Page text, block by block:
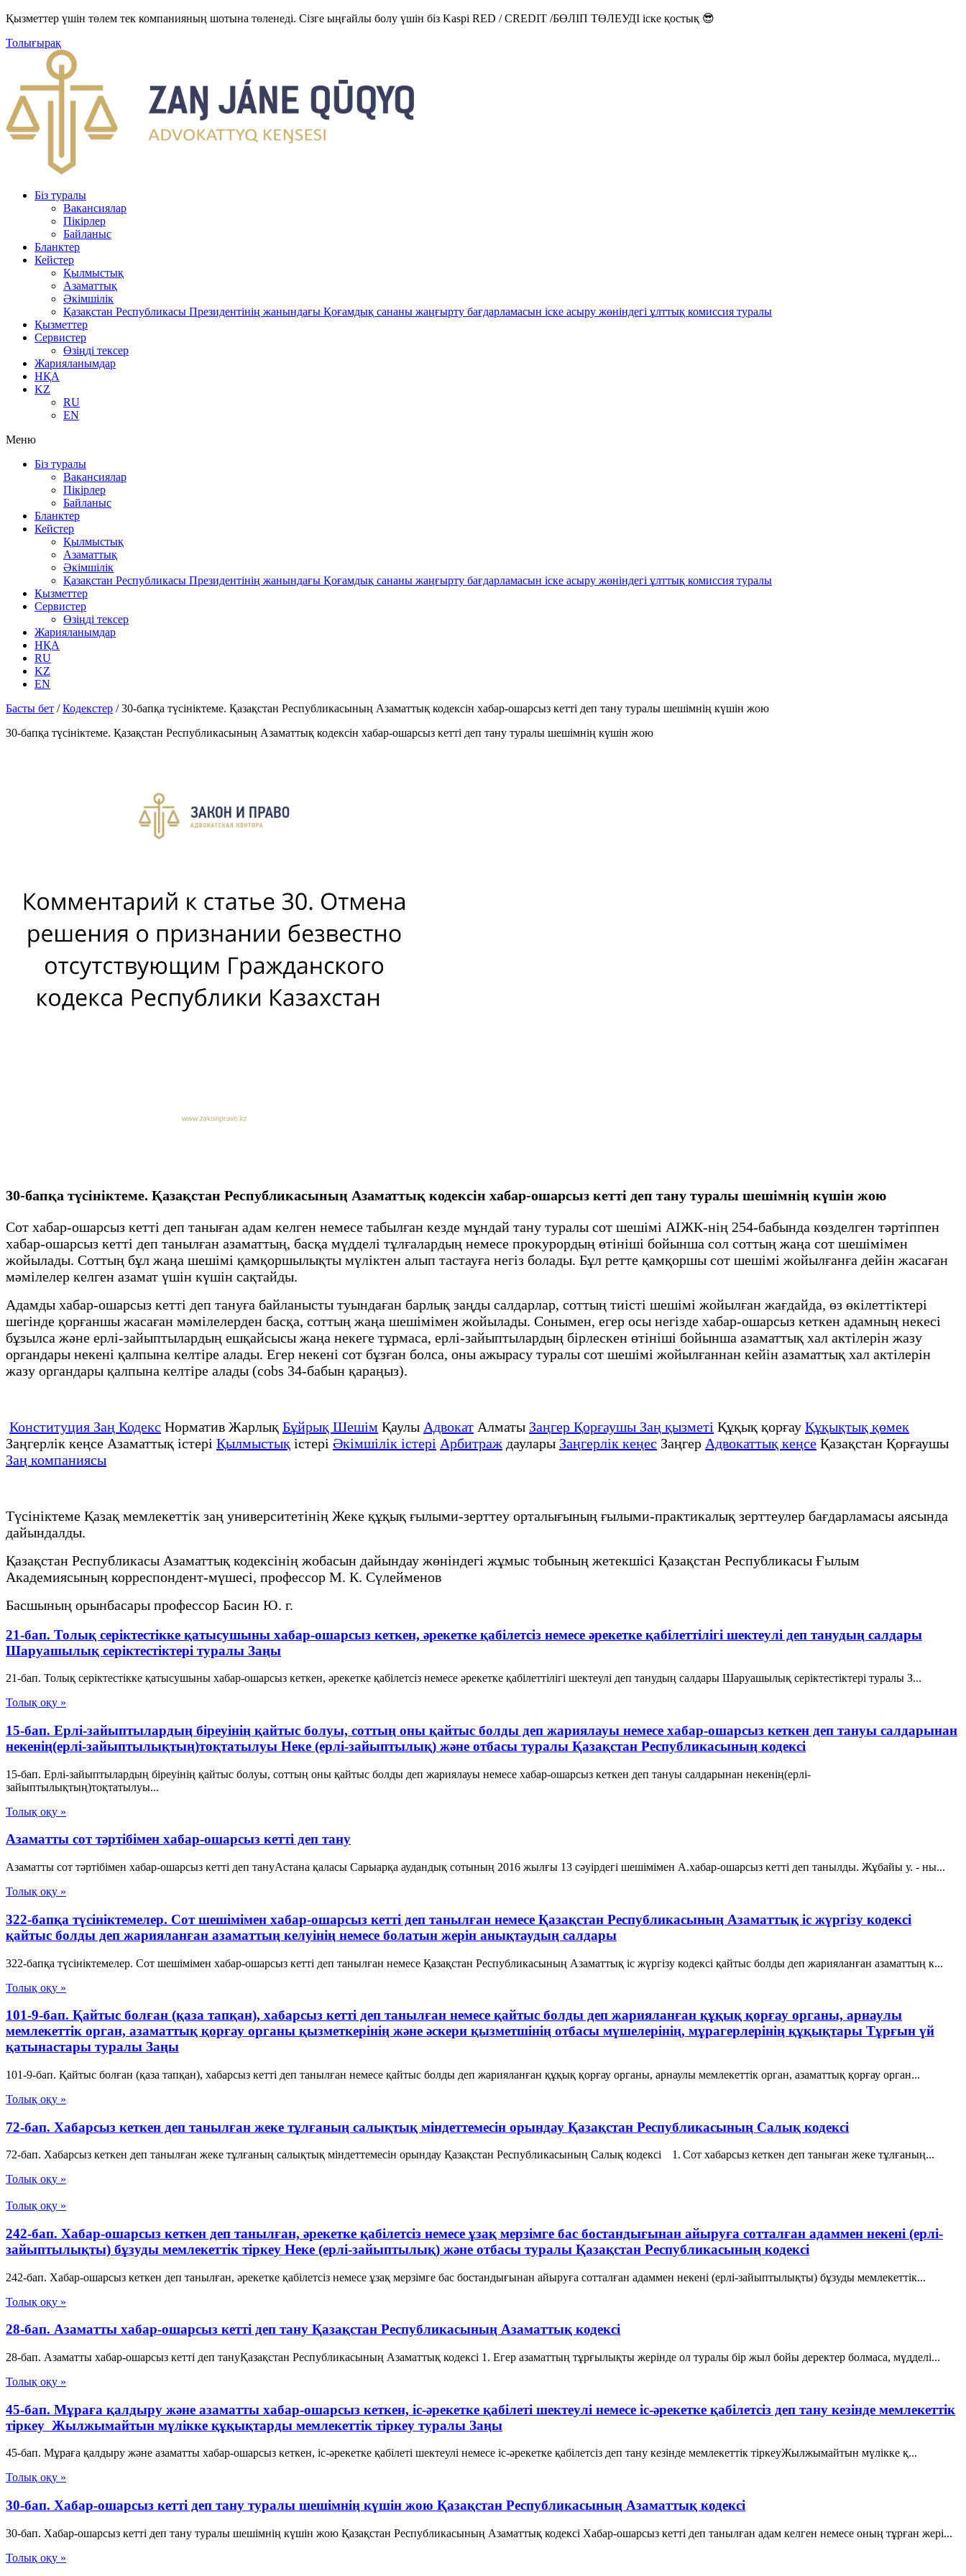
Қызметтер үшін төлем тек компанияның шотына төленеді. Сізге ыңғайлы болу үшін біз Kaspi RED / CREDIT /БӨЛІП ТӨЛЕУДІ іске қостық 😎
Толығырақ
Біз туралы
Вакансиялар
Пікірлер
Байланыс
Бланктер
Кейстер
Қылмыстық
Азаматтық
Әкімшілік
Қазақстан Республикасы Президентінің жанындағы Қоғамдық сананы жаңғырту бағдарламасын іске асыру жөніндегі ұлттық комиссия туралы
Қызметтер
Сервистер
Өзіңді тексер
Жарияланымдар
НҚА
KZ
RU
EN
Меню
Біз туралы
Вакансиялар
Пікірлер
Байланыс
Бланктер
Кейстер
Қылмыстық
Азаматтық
Әкімшілік
Қазақстан Республикасы Президентінің жанындағы Қоғамдық сананы жаңғырту бағдарламасын іске асыру жөніндегі ұлттық комиссия туралы
Қызметтер
Сервистер
Өзіңді тексер
Жарияланымдар
НҚА
RU
KZ
EN
Басты бет /Кодекстер /30-бапқа түсініктеме. Қазақстан Республикасының Азаматтық кодексін хабар-ошарсыз кетті деп тану туралы шешімнің күшін жою
30-бапқа түсініктеме. Қазақстан Республикасының Азаматтық кодексін хабар-ошарсыз кетті деп тану туралы шешімнің күшін жою
30-бапқа түсініктеме. Қазақстан Республикасының Азаматтық кодексін хабар-ошарсыз кетті деп тану туралы шешімнің күшін жою
Сот хабар-ошарсыз кетті деп таныған адам келген немесе табылған кезде мұндай тану туралы сот шешімі АІЖК-нің 254-бабында көзделген тәртіппен
хабар-ошарсыз кетті деп танылған азаматтың, басқа мүдделі тұлғалардың немесе прокурордың өтініші бойынша сол соттың жаңа сот шешімімен
жойылады. Соттың бұл жаңа шешімі қамқоршылықты мүліктен алып тастауға негіз болады. Бұл ретте қамқоршы сот шешімі жойылғанға дейін жасаған
мәмілелер келген азамат үшін күшін сақтайды.
Адамды хабар-ошарсыз кетті деп тануға байланысты туындаған барлық заңды салдарлар, соттың тиісті шешімі жойылған жағдайда, өз өкілеттіктері
шегінде қорғаншы жасаған мәмілелерден басқа, соттың жаңа шешімімен жойылады. Сонымен, егер осы негізде хабар-ошарсыз кеткен адамның некесі
бұзылса және ерлі-зайыптылардың ешқайсысы жаңа некеге тұрмаса, ерлі-зайыптылардың бірлескен өтініші бойынша азаматтық хал актілерін жазу
органдары некені қалпына келтіре алады. Егер некені сот бұзған болса, оны ажырасу туралы сот шешімі жойылғаннан кейін азаматтық хал актілерін
жазу органдары қалпына келтіре алады (cobs 34-бабын қараңыз).
Конституция Заң Кодекс Норматив Жарлық Бұйрық Шешім Қаулы Адвокат Алматы Заңгер Қорғаушы Заң қызметі Құқық қорғау Құқықтық қөмек
Заңгерлік кеңсе Азаматтық істері Қылмыстық істері Әкімшілік істері Арбитраж даулары Заңгерлік кеңес Заңгер Адвокаттық кеңсе Қазақстан Қорғаушы
Заң компаниясы
Түсініктеме Қазақ мемлекеттік заң университетінің Жеке құқық ғылыми-зерттеу орталығының ғылыми-практикалық зерттеулер бағдарламасы аясында
дайындалды.
Қазақстан Республикасы Азаматтық кодексінің жобасын дайындау жөніндегі жұмыс тобының жетекшісі Қазақстан Республикасы Ғылым
Академиясының корреспондент-мүшесі, профессор М. К. Сүлейменов
Басшының орынбасары профессор Басин Ю. г.
21-бап. Толық серiктестiкке қатысушыны хабар-ошарсыз кеткен, әрекетке қабiлетсiз немесе әрекетке қабiлеттiлiгi шектеулi деп танудың салдары
Шаруашылық серіктестіктері туралы Заңы
21-бап. Толық серiктестiкке қатысушыны хабар-ошарсыз кеткен, әрекетке қабiлетсiз немесе әрекетке қабiлеттiлiгi шектеулi деп танудың салдары Шаруашылық серіктестіктері туралы З...
Толық оқу »
15-бап. Ерлі-зайыптылардың біреуінің қайтыс болуы, соттың оны қайтыс болды деп жариялауы немесе хабар-ошарсыз кеткен деп тануы салдарынан
некенің(ерлі-зайыптылықтың)тоқтатылуы Неке (ерлі-зайыптылық) және отбасы туралы Қазақстан Республикасының кодексі
15-бап. Ерлі-зайыптылардың біреуінің қайтыс болуы, соттың оны қайтыс болды деп жариялауы немесе хабар-ошарсыз кеткен деп тануы салдарынан некенің(ерлі-
зайыптылықтың)тоқтатылуы...
Толық оқу »
Азаматты сот тәртібімен хабар-ошарсыз кетті деп тану
Азаматты сот тәртібімен хабар-ошарсыз кетті деп тануАстана қаласы Сарыарқа аудандық сотының 2016 жылғы 13 сәуірдегі шешімімен А.хабар-ошарсыз кетті деп танылды. Жұбайы у. - ны...
Толық оқу »
322-бапқа түсініктемелер. Сот шешімімен хабар-ошарсыз кетті деп танылған немесе Қазақстан Республикасының Азаматтық іс жүргізу кодексі
қайтыс болды деп жарияланған азаматтың келуінің немесе болатын жерін анықтаудың салдары
322-бапқа түсініктемелер. Сот шешімімен хабар-ошарсыз кетті деп танылған немесе Қазақстан Республикасының Азаматтық іс жүргізу кодексі қайтыс болды деп жарияланған азаматтың к...
Толық оқу »
101-9-бап. Қайтыс болған (қаза тапқан), хабарсыз кетті деп танылған немесе қайтыс болды деп жарияланған құқық қорғау органы, арнаулы
мемлекеттік орган, азаматтық қорғау органы қызметкерінің және әскери қызметшінің отбасы мүшелерінің, мұрагерлерінің құқықтары Тұрғын үй
қатынастары туралы Заңы
101-9-бап. Қайтыс болған (қаза тапқан), хабарсыз кетті деп танылған немесе қайтыс болды деп жарияланған құқық қорғау органы, арнаулы мемлекеттік орган, азаматтық қорғау орган...
Толық оқу »
72-бап. Хабарсыз кеткен деп танылған жеке тұлғаның салықтық міндеттемесін орындау Қазақстан Республикасының Салық кодексі
72-бап. Хабарсыз кеткен деп танылған жеке тұлғаның салықтық міндеттемесін орындау Қазақстан Республикасының Салық кодексі 1. Сот хабарсыз кеткен деп таныған жеке тұлғаның...
Толық оқу »
Толық оқу »
242-бап. Хабар-ошарсыз кеткен деп танылған, әрекетке қабілетсіз немесе ұзақ мерзімге бас бостандығынан айыруға сотталған адаммен некені (ерлі-
зайыптылықты) бұзуды мемлекеттік тіркеу Неке (ерлі-зайыптылық) және отбасы туралы Қазақстан Республикасының кодексі
242-бап. Хабар-ошарсыз кеткен деп танылған, әрекетке қабілетсіз немесе ұзақ мерзімге бас бостандығынан айыруға сотталған адаммен некені (ерлі-зайыптылықты) бұзуды мемлекеттік...
Толық оқу »
28-бап. Азаматты хабар-ошарсыз кеттi деп тану Қазақстан Республикасының Азаматтық кодексi
28-бап. Азаматты хабар-ошарсыз кеттi деп тануҚазақстан Республикасының Азаматтық кодексi 1. Егер азаматтың тұрғылықты жерiнде ол туралы бiр жыл бойы деректер болмаса, мүдделi...
Толық оқу »
45-бап. Мұраға қалдыру және азаматты хабар-ошарсыз кеткен, іс-әрекетке қабілеті шектеулі немесе іс-әрекетке қабілетсіз деп тану кезінде мемлекеттік
тіркеу Жылжымайтын мүлікке құқықтарды мемлекеттік тіркеу туралы Заңы
45-бап. Мұраға қалдыру және азаматты хабар-ошарсыз кеткен, іс-әрекетке қабілеті шектеулі немесе іс-әрекетке қабілетсіз деп тану кезінде мемлекеттік тіркеуЖылжымайтын мүлікке қ...
Толық оқу »
30-бап. Хабар-ошарсыз кеттi деп тану туралы шешiмнiң күшiн жою Қазақстан Республикасының Азаматтық кодексi
30-бап. Хабар-ошарсыз кеттi деп тану туралы шешiмнiң күшiн жою Қазақстан Республикасының Азаматтық кодексi Хабар-ошарсыз кеттi деп танылған адам келген немесе оның тұрған жерi...
Толық оқу »